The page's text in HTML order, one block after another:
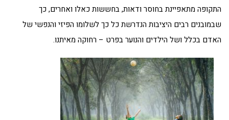
התקופה מתאפיינת בחוסר ודאות, בחששות כאלו ואחרים, כך
שבמובנים רבים היציבות הנדרשת כל כך לשלומו הפיזי והנפשי של
האדם בכלל ושל הילדים והנוער בפרט – רחוקה מאיתנו.